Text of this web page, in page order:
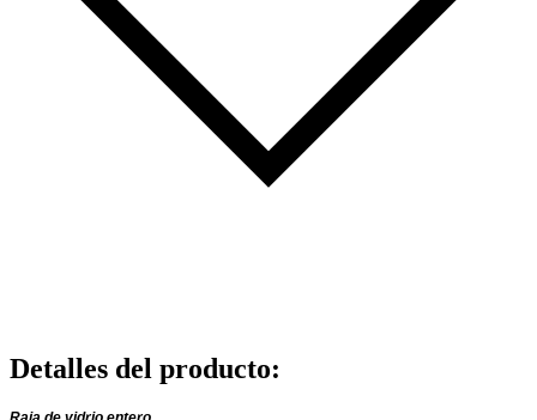
Detalles del producto: